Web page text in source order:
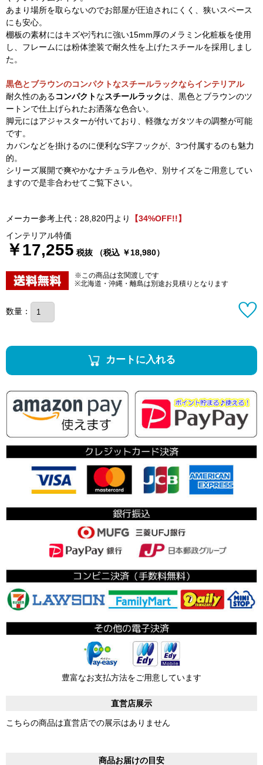
あまり場所を取らないのでお部屋が圧迫されにくく、狭いスペース
にも安心。
棚板の素材にはキズや汚れに強い15mm厚のメラミン化粧板を使用
し、フレームには粉体塗装で耐久性を上げたスチールを採用しまし
た。
黒色とブラウンのコンパクトなスチールラックならインテリアル
耐久性のあるコンパクトなスチールラックは、黒色とブラウンのツ
ートンで仕上げられたお洒落な色合い。
脚元にはアジャスターが付いており、軽微なガタツキの調整が可能
です。
カバンなどを掛けるのに便利なS字フックが、3つ付属するのも魅力
的。
シリーズ展開で爽やかなナチュラル色や、別サイズをご用意してい
ますので是非合わせてご覧下さい。
メーカー参考上代：28,820円より
【34%OFF!!】
インテリアル特価
￥17,255 税抜 （税込 ￥18,980）
※この商品は玄関渡しです
※北海道・沖縄・離島は別途お見積りとなります
数量：
カートに入れる
豊富なお支払方法をご用意しています
直営店展示
こちらの商品は直営店での展示はありません
商品お届けの目安